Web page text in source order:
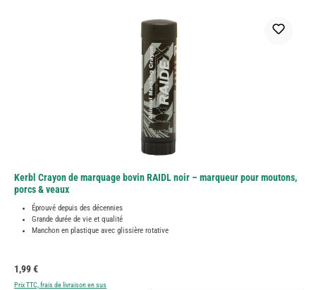
Kerbl Crayon de marquage bovin RAIDL noir – marqueur pour moutons,
porcs & veaux
Éprouvé depuis des décennies
Grande durée de vie et qualité
Manchon en plastique avec glissière rotative
Prix régulier :
1,99 €
Prix TTC, frais de livraison en sus